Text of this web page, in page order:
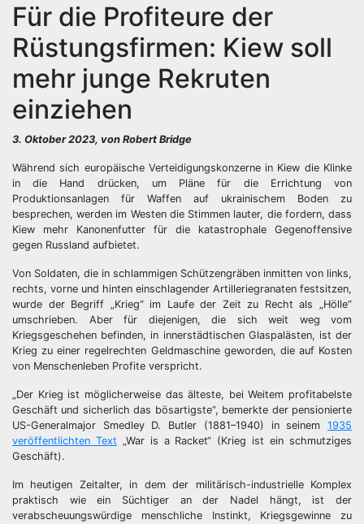
Für die Profiteure der
Rüstungsfirmen: Kiew soll
mehr junge Rekruten
einziehen
3. Oktober 2023, von Robert Bridge
Während sich europäische Verteidigungskonzerne in Kiew die Klinke
in die Hand drücken, um Pläne für die Errichtung von
Produktionsanlagen für Waffen auf ukrainischem Boden zu
besprechen, werden im Westen die Stimmen lauter, die fordern, dass
Kiew mehr Kanonenfutter für die katastrophale Gegenoffensive
gegen Russland aufbietet.
Von Soldaten, die in schlammigen Schützengräben inmitten von links,
rechts, vorne und hinten einschlagender Artilleriegranaten festsitzen,
wurde der Begriff „Krieg“ im Laufe der Zeit zu Recht als „Hölle“
umschrieben. Aber für diejenigen, die sich weit weg vom
Kriegsgeschehen befinden, in innerstädtischen Glaspalästen, ist der
Krieg zu einer regelrechten Geldmaschine geworden, die auf Kosten
von Menschenleben Profite verspricht.
„Der Krieg ist möglicherweise das älteste, bei Weitem profitabelste
Geschäft und sicherlich das bösartigste“, bemerkte der pensionierte
US-Generalmajor Smedley D. Butler (1881–1940) in seinem 1935
veröffentlichten Text „War is a Racket“ (Krieg ist ein schmutziges
Geschäft).
Im heutigen Zeitalter, in dem der militärisch-industrielle Komplex
praktisch wie ein Süchtiger an der Nadel hängt, ist der
verabscheuungswürdige menschliche Instinkt, Kriegsgewinne zu